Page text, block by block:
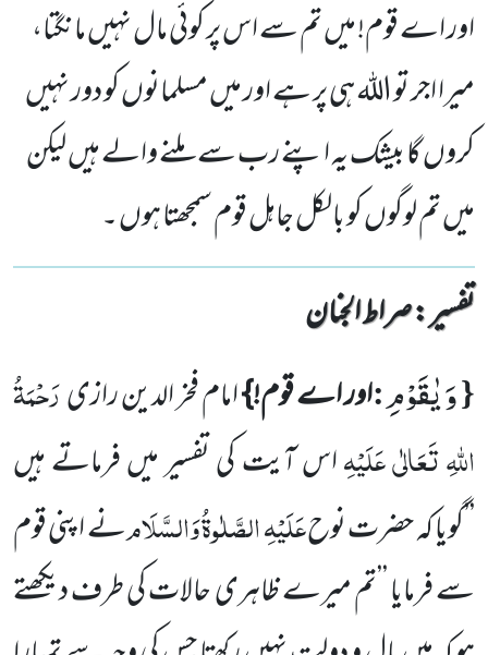
اور اے قوم! میں تم سے اس پر کوئی مال نہیں مانگتا،
میرا اجر تو اللہ ہی پر ہے اور میں مسلمانوں کو دور نہیں
کروں گا بیشک یہ اپنے رب سے ملنے والے ہیں لیکن
میں تم لوگوں کو بالکل جاہل قوم سمجھتا ہوں ۔
تفسیر : ‎صراط الجنان
{وَ یٰقَوْمِ:اور اے قوم!}امام فخر الدین رازیرَحْمَۃُ
اللہِ تَعَالٰی عَلَیْہِاس آیت کی تفسیر میں فرماتے ہیں
’’گویا کہ حضرتنوحعَلَیْہِ الصَّلٰوۃُ وَالسَّلَامنے اپنی قوم
سے فرمایا ’’تم میرے ظاہری حالات کی طرف دیکھتے